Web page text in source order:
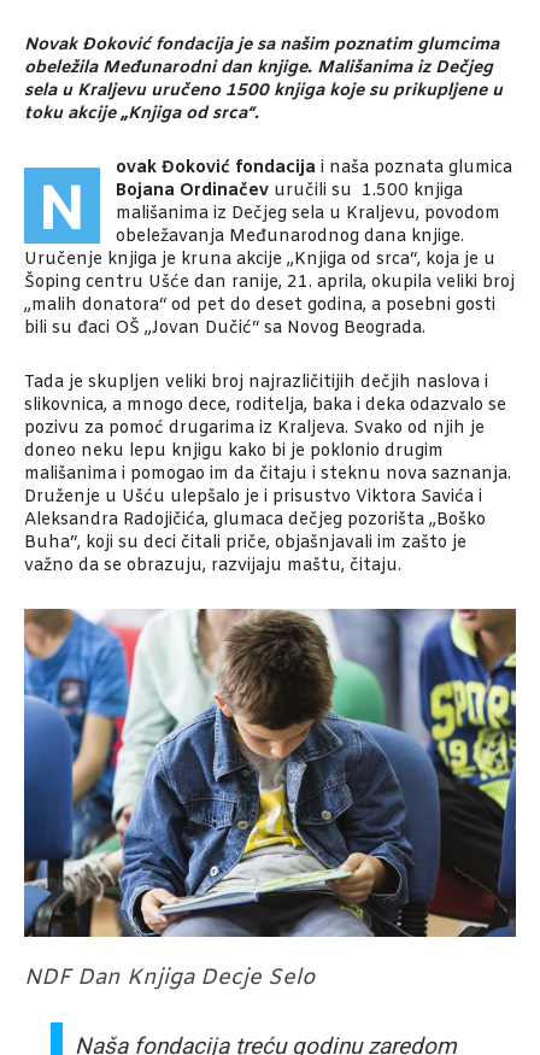
Novak Đoković fondacija je sa našim poznatim glumcima
obeležila Međunarodni dan knjige. Mališanima iz Dečjeg
sela u Kraljevu uručeno 1500 knjiga koje su prikupljene u
toku akcije „Knjiga od srca“.
N
ovak Đoković fondacija i naša poznata glumica
Bojana Ordinačev uručili su 1.500 knjiga
mališanima iz Dečjeg sela u Kraljevu, povodom
obeležavanja Međunarodnog dana knjige.
Uručenje knjiga je kruna akcije „Knjiga od srca“, koja je u
Šoping centru Ušće dan ranije, 21. aprila, okupila veliki broj
„malih donatora“ od pet do deset godina, a posebni gosti
bili su đaci OŠ „Jovan Dučić“ sa Novog Beograda.
Tada je skupljen veliki broj najrazličitijih dečjih naslova i
slikovnica, a mnogo dece, roditelja, baka i deka odazvalo se
pozivu za pomoć drugarima iz Kraljeva. Svako od njih je
doneo neku lepu knjigu kako bi je poklonio drugim
mališanima i pomogao im da čitaju i steknu nova saznanja.
Druženje u Ušću ulepšalo je i prisustvo Viktora Savića i
Aleksandra Radojičića, glumaca dečjeg pozorišta „Boško
Buha“, koji su deci čitali priče, objašnjavali im zašto je
važno da se obrazuju, razvijaju maštu, čitaju.
NDF Dan Knjiga Decje Selo
Naša fondacija treću godinu zaredom